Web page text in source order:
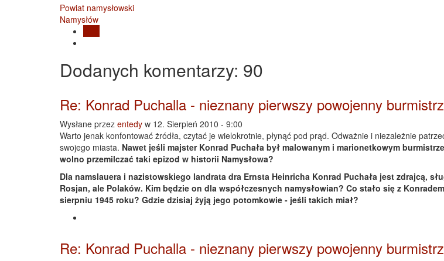
Powiat namysłowski
Namysłów
Dodanych komentarzy: 90
Re: Konrad Puchalla - nieznany pierwszy powojenny
Wysłane przez entedy w 12. Sierpień 2010 - 9:00
Warto jenak konfontować żródła, czytać je wielokrotnie, płynąć pod prąd. Odważnie i niezależnie
swojego miasta. Nawet jeśli majster Konrad Puchała był malowanym i marionetkowym
wolno przemilczać taki epizod w historii Namysłowa?
Dla namslauera i nazistowskiego landrata dra Ernsta Heinricha Konrad Puchała jest zdrajcą,
Rosjan, ale Polaków. Kim będzie on dla współczesnych namysłowian? Co stało się z
sierpniu 1945 roku? Gdzie dzisiaj żyją jego potomkowie - jeśli takich miał?
Re: Konrad Puchalla - nieznany pierwszy powojenny